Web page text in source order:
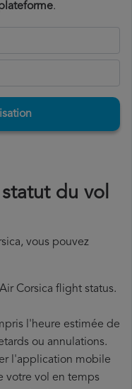
.
du vol
vous pouvez
Corsica flight status.
l'heure estimée de
ou annulations.
l'application mobile
votre vol en temps